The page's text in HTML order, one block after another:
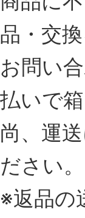
品・交
お問い
払いで
尚、運
ださい。
※返品の